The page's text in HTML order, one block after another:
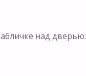
над дверью: